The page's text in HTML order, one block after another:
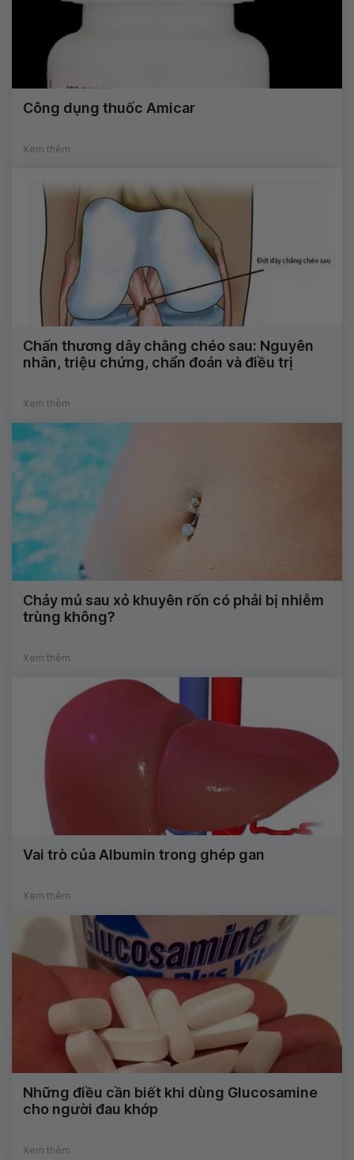
Công dụng thuốc Amicar
Xem thêm
Chấn thương dây chằng chéo sau: Nguyên
nhân, triệu chứng, chẩn đoán và điều trị
Xem thêm
Chảy mủ sau xỏ khuyên rốn có phải bị nhiễm
trùng không?
Xem thêm
Vai trò của Albumin trong ghép gan
Xem thêm
Những điều cần biết khi dùng Glucosamine
cho người đau khớp
Xem thêm